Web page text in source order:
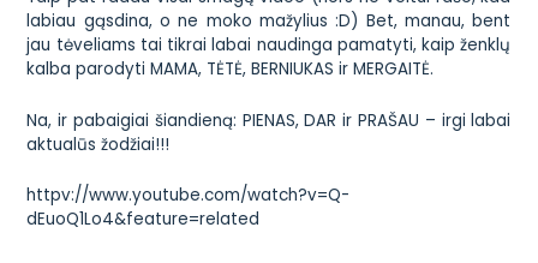
labiau gąsdina, o ne moko mažylius :D) Bet, manau, bent
jau tėveliams tai tikrai labai naudinga pamatyti, kaip ženklų
kalba parodytiMAMA, TĖTĖ, BERNIUKAS ir MERGAITĖ.
Na, ir pabaigiai šiandieną: PIENAS, DAR ir PRAŠAU – irgi labai
aktualūs žodžiai!!!
httpv://www.youtube.com/watch?v=Q-
dEuoQ1Lo4&feature=related